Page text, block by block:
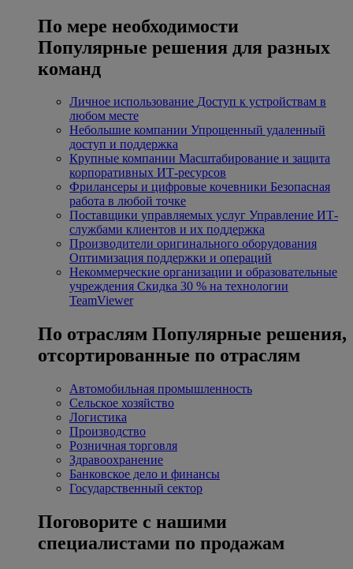
По мере необходимости
Популярные решения для разных
команд
Личное использование Доступ к устройствам в
любом месте
Небольшие компании Упрощенный удаленный
доступ и поддержка
Крупные компании Масштабирование и защита
корпоративных ИТ-ресурсов
Фрилансеры и цифровые кочевники Безопасная
работа в любой точке
Поставщики управляемых услуг Управление ИТ-
службами клиентов и их поддержка
Производители оригинального оборудования
Оптимизация поддержки и операций
Некоммерческие организации и образовательные
учреждения Скидка 30 % на технологии
TeamViewer
По отраслям Популярные решения,
отсортированные по отраслям
Автомобильная промышленность
Сельское хозяйство
Логистика
Производство
Розничная торговля
Здравоохранение
Банковское дело и финансы
Государственный сектор
Поговорите с нашими
специалистами по продажам